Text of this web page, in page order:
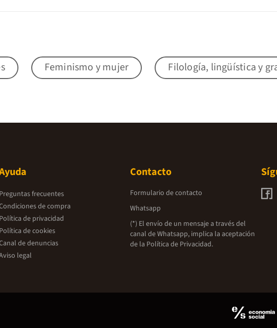
Feminismo y mujer Filología, lingüística y
Preguntas frecuentes
de compra
Política de privacidad
Política de cookies
de denuncias
legal
Contacto
Formulario de contacto
Whatsapp
(*) El envío de un mensaje a través del
canal de Whatsapp, implica la aceptación
de la Política de Privacidad.